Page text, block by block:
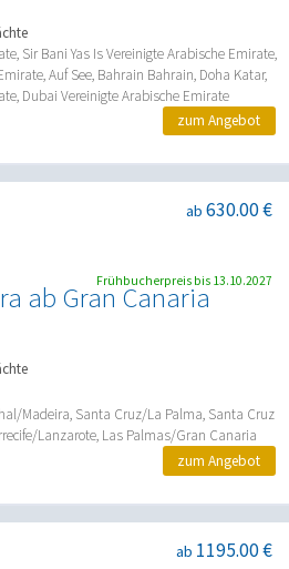
Sir Bani Yas Is Vereinigte Arabische Emirate,
Auf See, Bahrain Bahrain, Doha Katar,
Dubai Vereinigte Arabische Emirate
zum Angebot
ab Gran Canaria
ab 630.00 €
Madeira, Santa Cruz/La Palma, Santa Cruz
Lanzarote, Las Palmas/Gran Canaria
Frühbucherpreis bis 13.10.2027
zum Angebot
ab 1195.00 €